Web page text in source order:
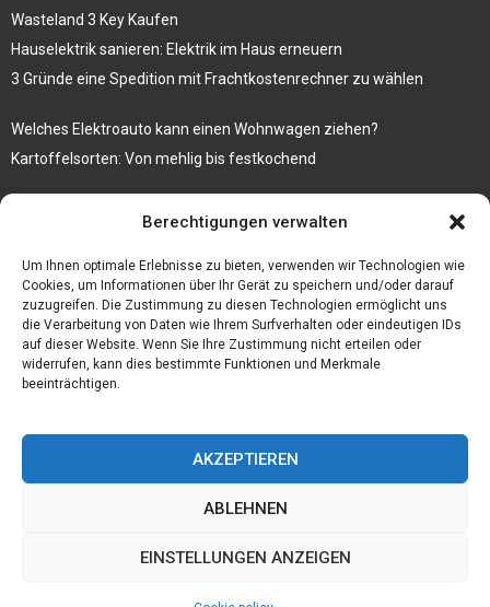
Berechtigungen verwalten
Um Ihnen optimale Erlebnisse zu bieten, verwenden wir Technologien wie
Cookies, um Informationen über Ihr Gerät zu speichern und/oder darauf
zuzugreifen. Die Zustimmung zu diesen Technologien ermöglicht uns
die Verarbeitung von Daten wie Ihrem Surfverhalten oder eindeutigen IDs
auf dieser Website. Wenn Sie Ihre Zustimmung nicht erteilen oder
widerrufen, kann dies bestimmte Funktionen und Merkmale
beeinträchtigen.
AKZEPTIEREN
ABLEHNEN
EINSTELLUNGEN ANZEIGEN
Wasteland 3 Key Kaufen
Hauselektrik sanieren: Elektrik im Haus erneuern
3 Gründe eine Spedition mit Frachtkostenrechner zu wählen
Welches Elektroauto kann einen Wohnwagen ziehen?
Kartoffelsorten: Von mehlig bis festkochend
Firma einfach und kostenlos bekannt machen mit diesen 5 Tipps